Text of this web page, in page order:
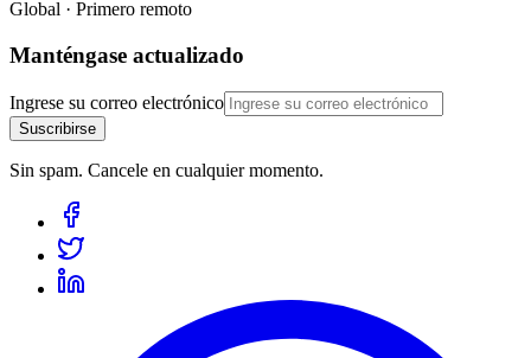
Global · Primero remoto
Manténgase actualizado
Ingrese su correo electrónico
Suscribirse
Sin spam. Cancele en cualquier momento.